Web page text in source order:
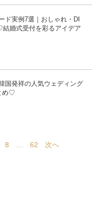
ド実例7選｜おしゃれ・DI
婚式受付を彩るアイデア
国発祥の人気ウェディング
め♡
8 … 62 次へ